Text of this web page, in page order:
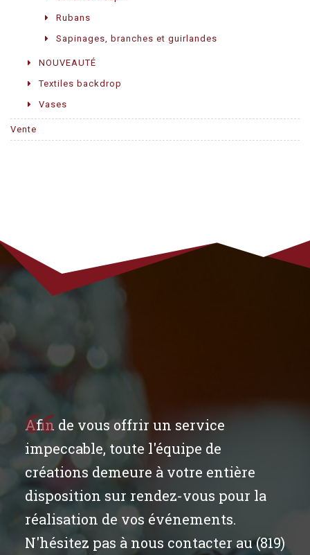
Rubans
Sapinages, branches et guirlandes
NOUVEAUTÉ
Textiles backdrop
Vases
Vente
Afin de vous offrir un service
impeccable, toute l'équipe de
créations demeure à votre entière
disposition sur rendez-vous pour la
réalisation de vos événements.
N'hésitez pas à nous contacter au (819)